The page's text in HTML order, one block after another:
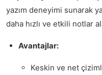
yazım deneyimi sunarak
daha hızlı ve etkili notlar
Avantajlar:
Keskin ve net